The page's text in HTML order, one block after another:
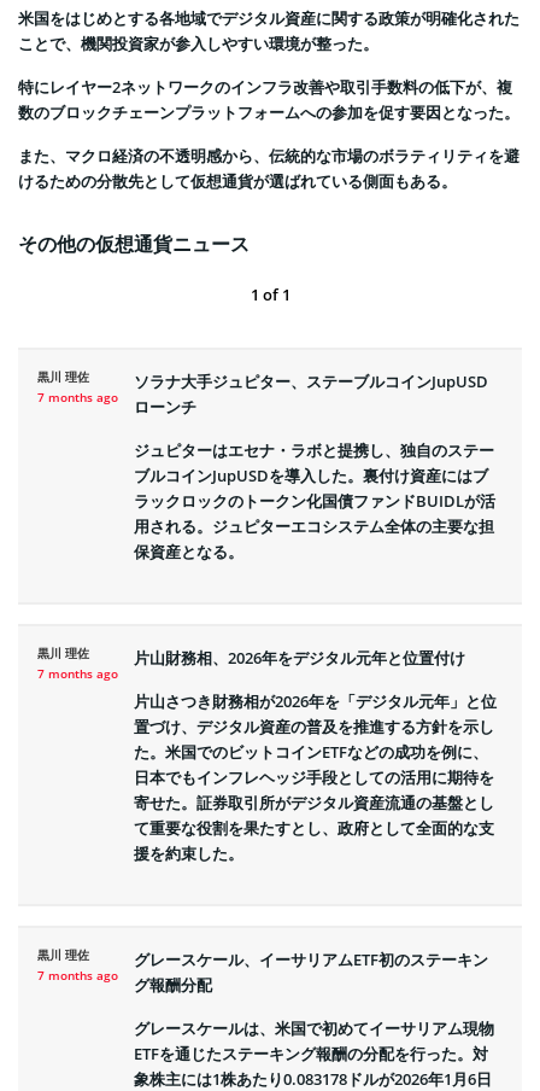
米国をはじめとする各地域でデジタル資産に関する政策が明確化された
ことで、機関投資家が参入しやすい環境が整った。
特にレイヤー2ネットワークのインフラ改善や取引手数料の低下が、複
数のブロックチェーンプラットフォームへの参加を促す要因となった。
また、マクロ経済の不透明感から、伝統的な市場のボラティリティを避
けるための分散先として仮想通貨が選ばれている側面もある。
その他の仮想通貨ニュース
1 of1
黒川 理佐
7 months ago
ソラナ大手ジュピター、ステーブルコインJupUSD
ローンチ
ジュピターはエセナ・ラボと提携し、独自のステー
ブルコインJupUSDを導入した。裏付け資産にはブ
ラックロックのトークン化国債ファンドBUIDLが活
用される。ジュピターエコシステム全体の主要な担
保資産となる。
黒川 理佐
7 months ago
片山財務相、2026年をデジタル元年と位置付け
片山さつき財務相が2026年を「デジタル元年」と位
置づけ、デジタル資産の普及を推進する方針を示し
た。米国でのビットコインETFなどの成功を例に、
日本でもインフレヘッジ手段としての活用に期待を
寄せた。証券取引所がデジタル資産流通の基盤とし
て重要な役割を果たすとし、政府として全面的な支
援を約束した。
黒川 理佐
7 months ago
グレースケール、イーサリアムETF初のステーキン
グ報酬分配
グレースケールは、米国で初めてイーサリアム現物
ETFを通じたステーキング報酬の分配を行った。対
象株主には1株あたり0.083178ドルが2026年1月6日